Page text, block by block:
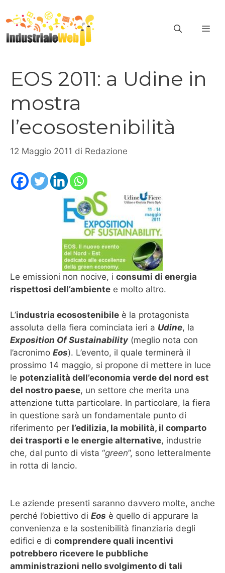
al
contenuto
EOS 2011: a Udine in
mostra
l’ecosostenibilità
12 Maggio 2011 di Redazione
Le emissioni non nocive, i consumi di energia
rispettosi dell’ambiente e molto altro.
L’industria ecosostenibile è la protagonista
assoluta della fiera cominciata ieri a Udine, la
Exposition Of Sustainability (meglio nota con
l’acronimo Eos). L’evento, il quale terminerà il
prossimo 14 maggio, si propone di mettere in luce
le potenzialità dell’economia verde del nord est
del nostro paese, un settore che merita una
attenzione tutta particolare. In particolare, la fiera
in questione sarà un fondamentale punto di
riferimento per l’edilizia, la mobilità, il comparto
dei trasporti e le energie alternative, industrie
che, dal punto di vista “green”, sono letteralmente
in rotta di lancio.
Le aziende presenti saranno davvero molte, anche
perché l’obiettivo di Eos è quello di appurare la
convenienza e la sostenibilità finanziaria degli
edifici e di comprendere quali incentivi
potrebbero ricevere le pubbliche
amministrazioni nello svolgimento di tali